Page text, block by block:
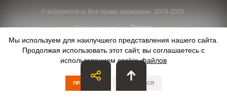
© kulinarenok.ru Все права защищены. 2019-2026.
Разработка сайта:Digrium
Мы используем для наилучшего представления нашего сайта.
Продолжая использовать этот сайт, вы соглашаетесь с
использованиемcookie-файлов
ПРИНЯТЬ ОТКАЗАТЬСЯ